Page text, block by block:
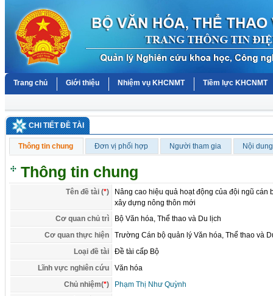
Trang chủ Giới thiệu Nhiệm vụ KHCNMT Tiềm lực KHCNMT
CHI TIẾT ĐỀ TÀI
Thông tin chung Đơn vị phối hợp Người tham gia Nội
Thông tin chung
Tên đề tài (*)
Nâng cao hiệu quả hoạt động của đội ngũ
xây dựng nông thôn mới
Cơ quan chủ trì
Bộ Văn hóa, Thể thao và Du lịch
Cơ quan thực hiện
Trường Cán bộ quản lý Văn hóa, Thể thao và
Loại đề tài
Đề tài cấp Bộ
Lĩnh vực nghiên cứu
Văn hóa
Chủ nhiệm(*)
Phạm Thị Như Quỳnh